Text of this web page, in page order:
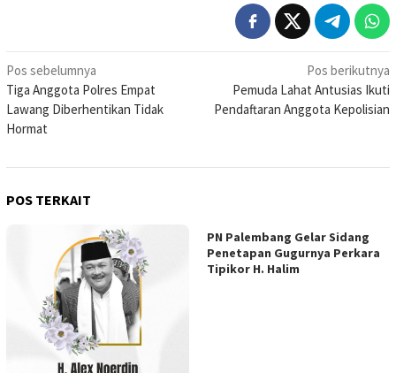
Navigasi
pos
Pos sebelumnya
Tiga Anggota Polres Empat
Lawang Diberhentikan Tidak
Hormat
Pos berikutnya
Pemuda Lahat Antusias Ikuti
Pendaftaran Anggota Kepolisian
POS TERKAIT
PN Palembang Gelar Sidang
Penetapan Gugurnya Perkara
Tipikor H. Halim